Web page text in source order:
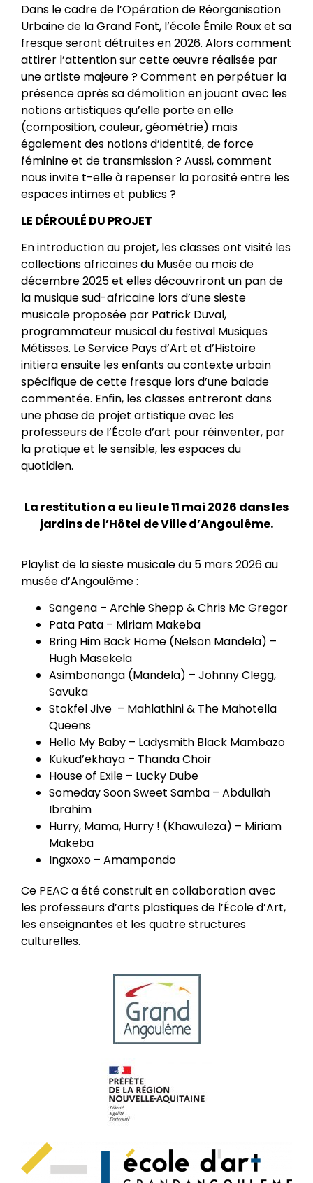
Dans le cadre de l’Opération de Réorganisation
Urbaine de la Grand Font, l’école Émile Roux et sa
fresque seront détruites en 2026. Alors comment
attirer l’attention sur cette œuvre réalisée par
une artiste majeure ? Comment en perpétuer la
présence après sa démolition en jouant avec les
notions artistiques qu’elle porte en elle
(composition, couleur, géométrie) mais
également des notions d’identité, de force
féminine et de transmission ? Aussi, comment
nous invite t-elle à repenser la porosité entre les
espaces intimes et publics ?
LE DÉROULÉ DU PROJET
En introduction au projet, les classes ont visité les
collections africaines du Musée au mois de
décembre 2025 et elles découvriront un pan de
la musique sud-africaine lors d’une sieste
musicale proposée par Patrick Duval,
programmateur musical du festival Musiques
Métisses. Le Service Pays d’Art et d’Histoire
initiera ensuite les enfants au contexte urbain
spécifique de cette fresque lors d’une balade
commentée. Enfin, les classes entreront dans
une phase de projet artistique avec les
professeurs de l’École d’art pour réinventer, par
la pratique et le sensible, les espaces du
quotidien.
La restitution a eu lieu le 11 mai 2026 dans les
jardins de l’Hôtel de Ville d’Angoulême.
Playlist de la sieste musicale du 5 mars 2026 au
musée d’Angoulême :
Sangena – Archie Shepp & Chris Mc Gregor
Pata Pata – Miriam Makeba
Bring Him Back Home (Nelson Mandela) –
Hugh Masekela
Asimbonanga (Mandela) – Johnny Clegg,
Savuka
Stokfel Jive – Mahlathini & The Mahotella
Queens
Hello My Baby – Ladysmith Black Mambazo
Kukud’ekhaya – Thanda Choir
House of Exile – Lucky Dube
Someday Soon Sweet Samba – Abdullah
Ibrahim
Hurry, Mama, Hurry ! (Khawuleza) – Miriam
Makeba
Ingxoxo – Amampondo
Ce PEAC a été construit en collaboration avec
les professeurs d’arts plastiques de l’École d’Art,
les enseignantes et les quatre structures
culturelles.